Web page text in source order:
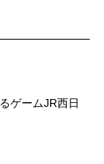
ゲームJR西日